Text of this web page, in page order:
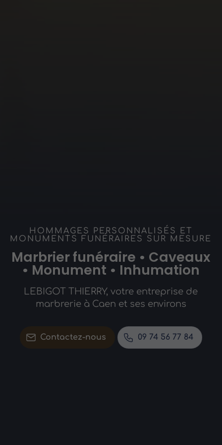
HOMMAGES PERSONNALISÉS ET
MONUMENTS FUNÉRAIRES SUR MESURE
Marbrier funéraire • Caveaux
• Monument • Inhumation
LEBIGOT THIERRY, votre entreprise de
marbrerie à Caen et ses environs
Contactez-nous 09 74 56 77 84